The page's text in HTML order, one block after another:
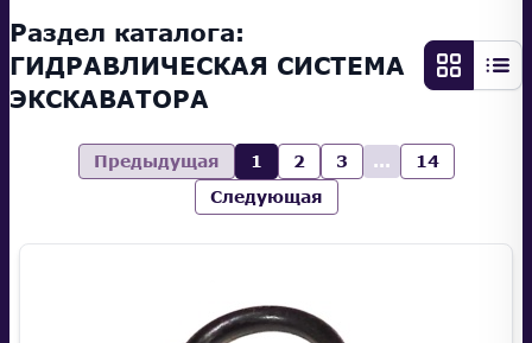
Раздел каталога:
ГИДРАВЛИЧЕСКАЯ СИСТЕМА
ЭКСКАВАТОРА
Предыдущая 1 2 3 ...
14
Следующая